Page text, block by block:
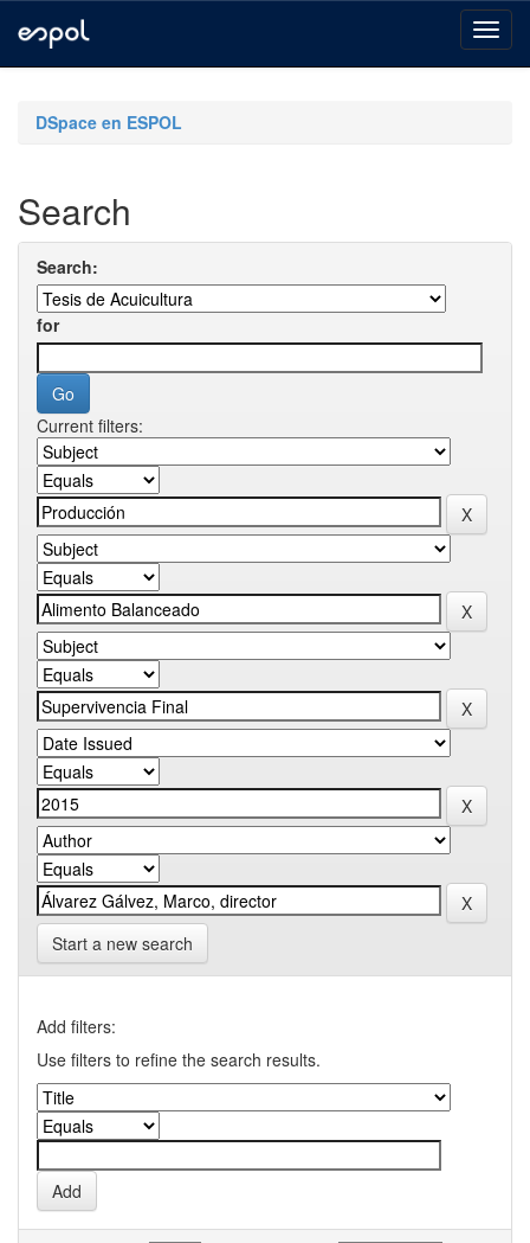
navigationDSpace en ESPOL
Search
Search:
for
Current filters:
Start a new search
Add filters:
Use filters to refine the search results.